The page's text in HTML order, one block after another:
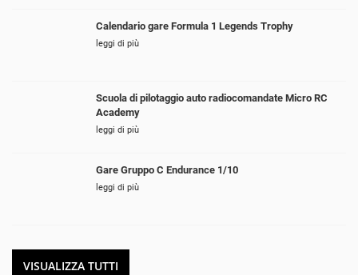
Calendario gare Formula 1 Legends Trophy
leggi di più
Scuola di pilotaggio auto radiocomandate Micro RC
Academy
leggi di più
Gare Gruppo C Endurance 1/10
leggi di più
VISUALIZZA TUTTI